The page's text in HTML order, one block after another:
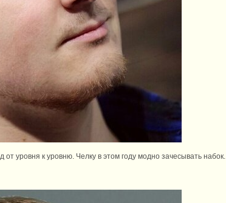
уровня к уровню. Челку в этом году модно зачесывать набок.